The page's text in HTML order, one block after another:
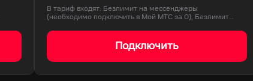
В тариф входят: Безлимит на мессенджеры
(необходимо подключить в Мой МТС за 0), Безлимит
Подключить